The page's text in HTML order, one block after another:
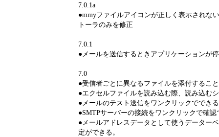
7.0.1a
●mmyファイルアイコンが正しく表示されな
トーラのみを修正
7.0.1
●メールを送信するときアプリケーションが
7.0
●受信者ごとに異なるファイルを添付するこ
●エクセルファイルを読み込む際、読み込む
●メールのテスト送信をワンクリックででき
●SMTPサーバーの接続をワンクリックで確認
●メールアドレスデータとして使うデーター
定ができる。